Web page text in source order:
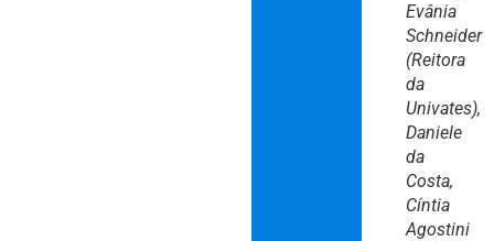
Evânia
Schneider
(Reitora
da
Univates),
Daniele
da
Costa,
Cíntia
Agostini